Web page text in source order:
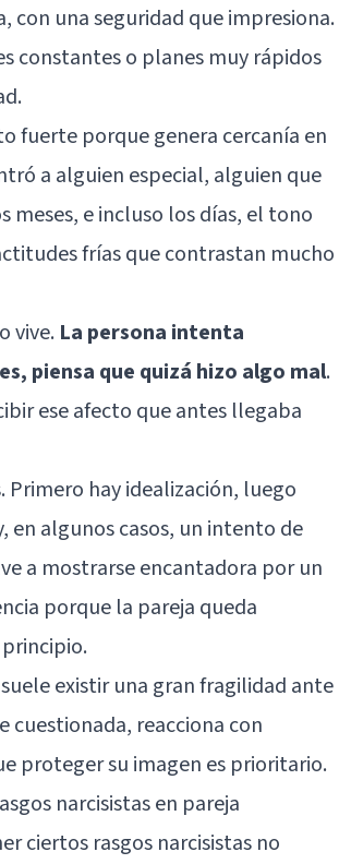
con una seguridad que impresiona.
constantes o planes muy rápidos
fuerte porque genera cercanía en
a alguien especial, alguien que
meses, e incluso los días, el tono
frías que contrastan mucho
vive. La persona intenta
piensa que quizá hizo algo mal.
ese afecto que antes llegaba
Primero hay idealización, luego
en algunos casos, un intento de
a mostrarse encantadora por un
porque la pareja queda
existir una gran fragilidad ante
cuestionada, reacciona con
proteger su imagen es prioritario.
narcisistas en pareja
ciertos rasgos narcisistas no